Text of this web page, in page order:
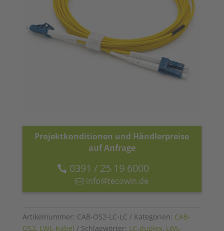
Projektkonditionen und Händlerpreise
auf Anfrage
0391 / 25 19 6000
info@tecowin.de
Artikelnummer: CAB-OS2-LC-LC Kategorien: CAB-
OS2, LWL-Kabel Schlagwörter: LC-duplex, LWL-